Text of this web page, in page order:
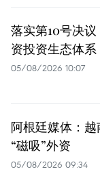
落实第10号决
资投资生态体系
05/08/2026 10:07
阿根廷媒体：
“磁吸”外资
05/08/2026 09:34